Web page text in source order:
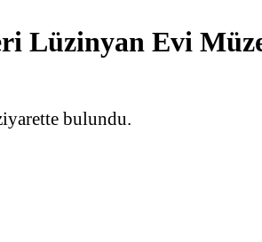
Lüzinyan Evi
bulundu.